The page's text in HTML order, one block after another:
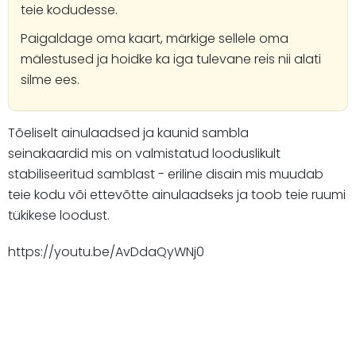
teie kodudesse.
Paigaldage oma kaart, märkige sellele oma
mälestused ja hoidke ka iga tulevane reis nii alati
silme ees.
Tõeliselt ainulaadsed ja kaunid sambla
seinakaardid mis on valmistatud looduslikult
stabiliseeritud samblast - eriline disain mis muudab
teie kodu või ettevõtte ainulaadseks ja toob teie ruumi
tükikese loodust.
https://youtu.be/AvDdaQyWNj0